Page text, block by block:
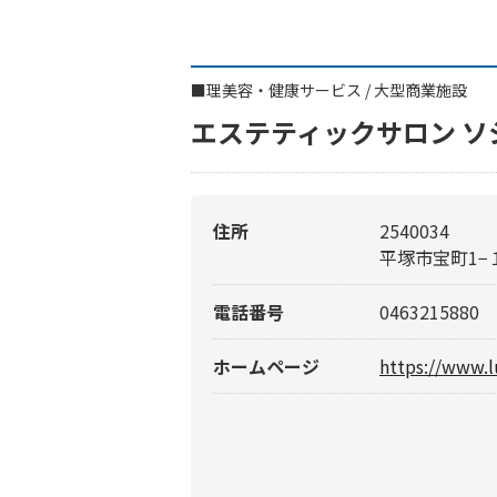
■理美容・健康サービス /大型商業施設
エステティックサロン
住所
2540034
平塚市宝町1−
電話番号 0463215880
ホームページ https://